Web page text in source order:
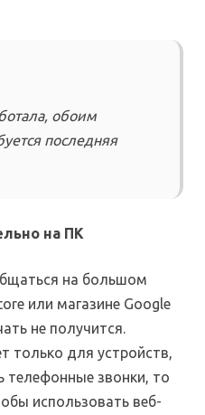
обоим
последняя
на ПК
на большом
или магазине Google
не получится.
только для устройств,
телефонные звонки, то
использовать веб-